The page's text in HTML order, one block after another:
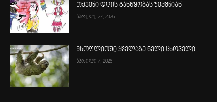
თქვენი დღის განწყობას შექმნიან
აპრილი 27, 2026
მსოფლიოში ყველაზე ნელი ცხოველი
აპრილი 7, 2026